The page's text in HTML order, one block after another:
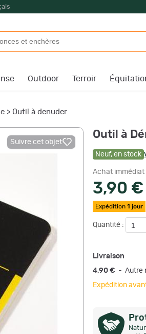
Outdoor Terroir
> Outil à denuder
Suivre cet objet
Outil à
Neuf, en stock
Achat immédiat
3,90 €
Expédition 1 jour
Quantité :
Livraison
4,90 € - Autre
Expédition